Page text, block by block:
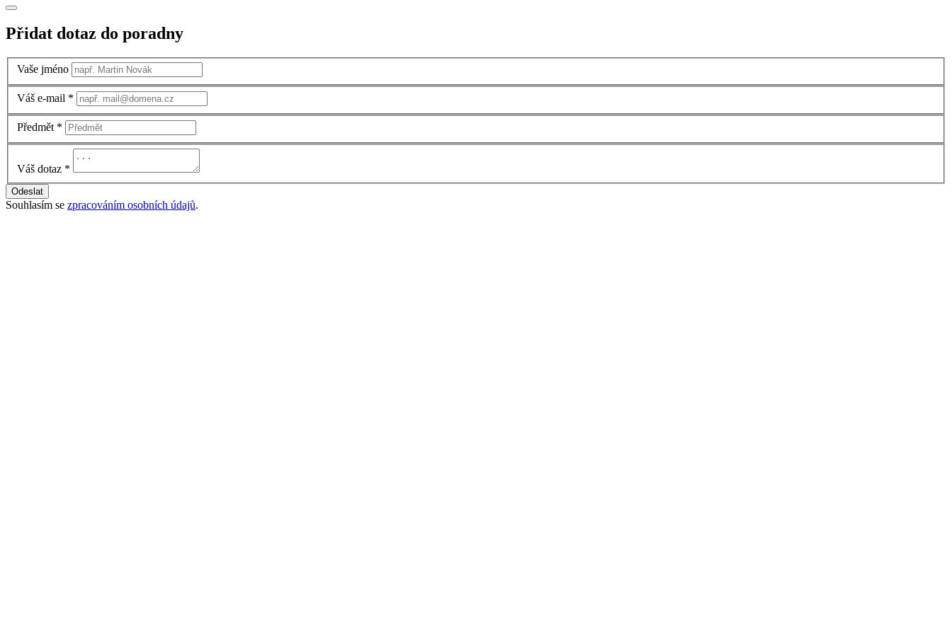
Přidat dotaz do poradny
Vaše jméno
Váš e-mail *
Předmět *
Váš dotaz *
Odeslat
Souhlasím se zpracováním osobních údajů.